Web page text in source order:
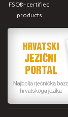
FSC®-certified
products